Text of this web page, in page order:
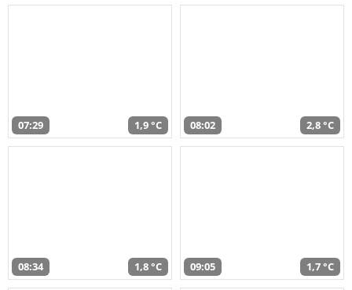
07:29 1,9 °C 08:02 2,8 °C
08:34 1,8 °C 09:05 1,7 °C